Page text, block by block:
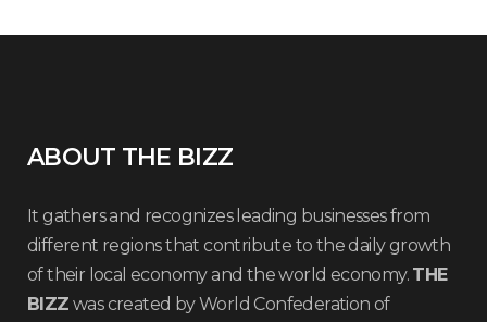
ABOUT THE BIZZ
It gathers and recognizes leading businesses from
different regions that contribute to the daily growth
of their local economy and the world economy. THE
BIZZ was created by World Confederation of